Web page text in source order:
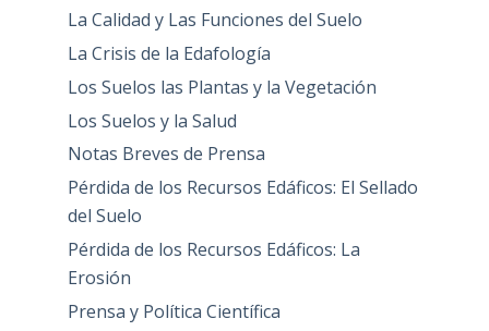
La Calidad y Las Funciones del Suelo
La Crisis de la Edafología
Los Suelos las Plantas y la Vegetación
Los Suelos y la Salud
Notas Breves de Prensa
Pérdida de los Recursos Edáficos: El Sellado
del Suelo
Pérdida de los Recursos Edáficos: La
Erosión
Prensa y Política Científica